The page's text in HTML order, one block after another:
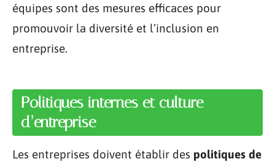
équipes sont des mesures efficaces pour
promouvoir la diversité et l’inclusion en
entreprise.
Politiques internes et culture
d’entreprise
Les entreprises doivent établir des politiques de